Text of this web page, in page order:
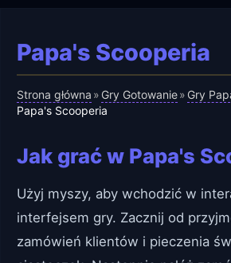
Papa's Scooperia
Strona główna » Gry Gotowanie» Gry
Papa's Scooperia
Jak grać w Papa's
Użyj myszy, aby wchodzić w
interfejsem gry. Zacznij od
zamówień klientów i pieczenia